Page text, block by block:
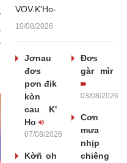
VOV.K'Ho-
10/08/2026
Jơnau
đơs
pơn đik
kòn
cau K'
Ho
07/08/2026
Kờñ oh
Đơs
gàr mìr
03/08/2026
Cơn
mưa
nhịp
chiêng